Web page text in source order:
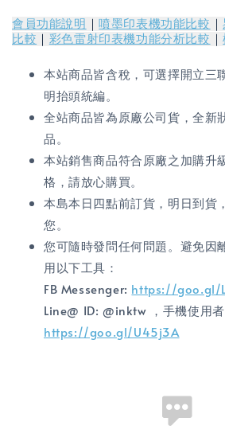
會員功能說明 ｜噴墨印表機功能比較 ｜
比較 ｜ 彩色雷射印表機功能分析比較 ｜
本站商品皆含稅，可選擇開立三
明抬頭統編。
全站商品皆為原廠公司貨，全新
品。
本站銷售商品符合原廠之加購升
格，請放心購買。
本島本日四點前訂貨，明日到貨
您。
您可隨時發問任何問題。避免因
用以下工具：
FB Messenger: https://goo.gl/
Line@ ID: @inktw ，手機使用
https://goo.gl/U45j3A